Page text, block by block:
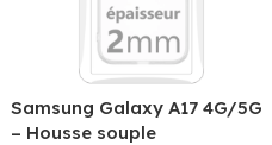
Samsung Galaxy A17 4G/5G
– Housse souple